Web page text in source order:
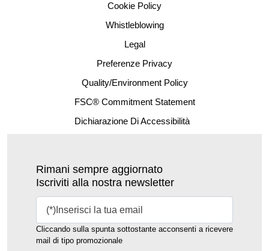
Cookie Policy
Whistleblowing
Legal
Preferenze Privacy
Quality/Environment Policy
FSC® Commitment Statement
Dichiarazione Di Accessibilità
Rimani sempre aggiornato
Iscriviti alla nostra newsletter
Cliccando sulla spunta sottostante acconsenti a ricevere
mail di tipo promozionale